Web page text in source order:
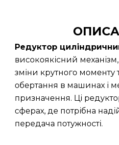
Редуктор
високоякісний
зміни крутного моменту
обертання в машинах і
призначення. Ці
сферах, де потрібна
передача потужності.